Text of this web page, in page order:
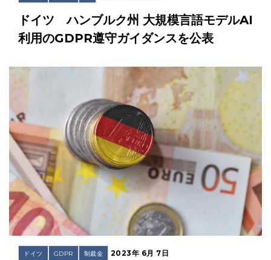
ドイツ ハンブルク州 大規模言語モデルAI
利用のGDPR遵守ガイダンスを公表
ドイツ GDPR 制裁金 2023年 6月 7日